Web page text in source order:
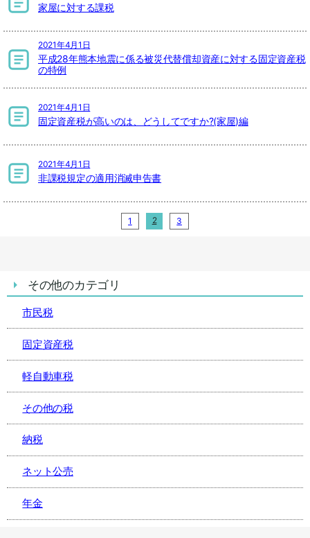
家屋に対する課税
2021年4月1日
平成28年熊本地震に係る被災代替償却資産に対する固定資産税
の特例
2021年4月1日
固定資産税が高いのは、どうしてですか?(家屋)編
2021年4月1日
非課税規定の適用消滅申告書
1 2 3
その他のカテゴリ
市民税
固定資産税
軽自動車税
その他の税
納税
ネット公売
年金